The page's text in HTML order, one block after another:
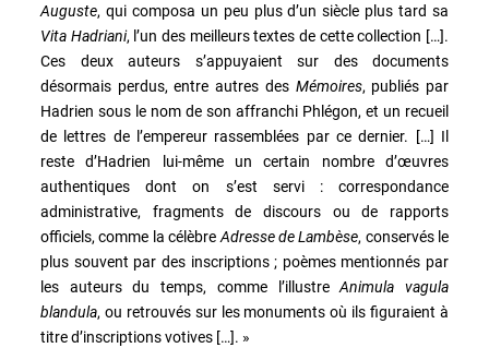
Auguste, qui composa un peu plus d’un siècle plus tard sa
Vita Hadriani, l’un des meilleurs textes de cette collection […].
Ces deux auteurs s’appuyaient sur des documents
désormais perdus, entre autres des Mémoires, publiés par
Hadrien sous le nom de son affranchi Phlégon, et un recueil
de lettres de l’empereur rassemblées par ce dernier. […] Il
reste d’Hadrien lui-même un certain nombre d’œuvres
authentiques dont on s’est servi : correspondance
administrative, fragments de discours ou de rapports
officiels, comme la célèbre Adresse de Lambèse, conservés le
plus souvent par des inscriptions ; poèmes mentionnés par
les auteurs du temps, comme l’illustreAnimula vagula
blandula, ou retrouvés sur les monuments où ils figuraient à
titre d’inscriptions votives […]. »